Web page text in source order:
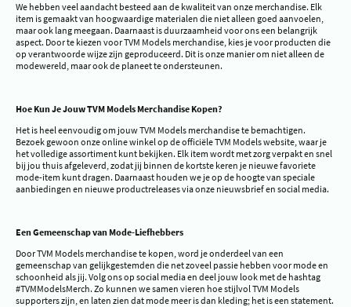
We hebben veel aandacht besteed aan de kwaliteit van onze merchandise. Elk
item is gemaakt van hoogwaardige materialen die niet alleen goed aanvoelen,
maar ook lang meegaan. Daarnaast is duurzaamheid voor ons een belangrijk
aspect. Door te kiezen voor TVM Models merchandise, kies je voor producten die
op verantwoorde wijze zijn geproduceerd. Dit is onze manier om niet alleen de
modewereld, maar ook de planeet te ondersteunen.
Hoe Kun Je Jouw TVM Models Merchandise Kopen?
Het is heel eenvoudig om jouw TVM Models merchandise te bemachtigen.
Bezoek gewoon onze online winkel op de officiële TVM Models website, waar je
het volledige assortiment kunt bekijken. Elk item wordt met zorg verpakt en snel
bij jou thuis afgeleverd, zodat jij binnen de kortste keren je nieuwe favoriete
mode-item kunt dragen. Daarnaast houden we je op de hoogte van speciale
aanbiedingen en nieuwe productreleases via onze nieuwsbrief en social media.
Een Gemeenschap van Mode-Liefhebbers
Door TVM Models merchandise te kopen, word je onderdeel van een
gemeenschap van gelijkgestemden die net zoveel passie hebben voor mode en
schoonheid als jij. Volg ons op social media en deel jouw look met de hashtag
#TVMModelsMerch. Zo kunnen we samen vieren hoe stijlvol TVM Models
supporters zijn, en laten zien dat mode meer is dan kleding; het is een statement.